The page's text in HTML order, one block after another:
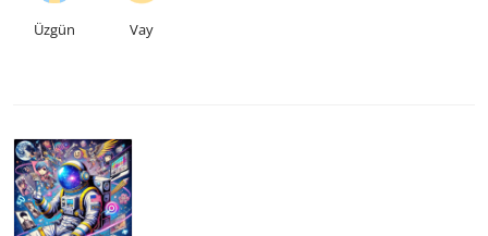
Üzgün Vay